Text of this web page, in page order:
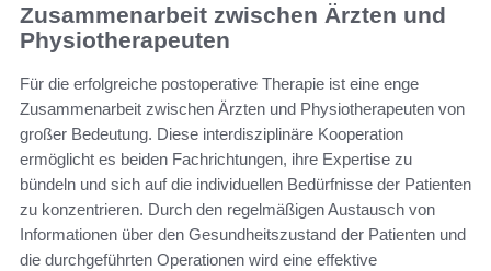
Zusammenarbeit zwischen Ärzten und
Physiotherapeuten
Für die erfolgreiche postoperative Therapie ist eine enge
Zusammenarbeit zwischen Ärzten und Physiotherapeuten von
großer Bedeutung. Diese interdisziplinäre Kooperation
ermöglicht es beiden Fachrichtungen, ihre Expertise zu
bündeln und sich auf die individuellen Bedürfnisse der Patienten
zu konzentrieren. Durch den regelmäßigen Austausch von
Informationen über den Gesundheitszustand der Patienten und
die durchgeführten Operationen wird eine effektive